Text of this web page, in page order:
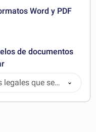
Word y PDF
de documentos
legales que se